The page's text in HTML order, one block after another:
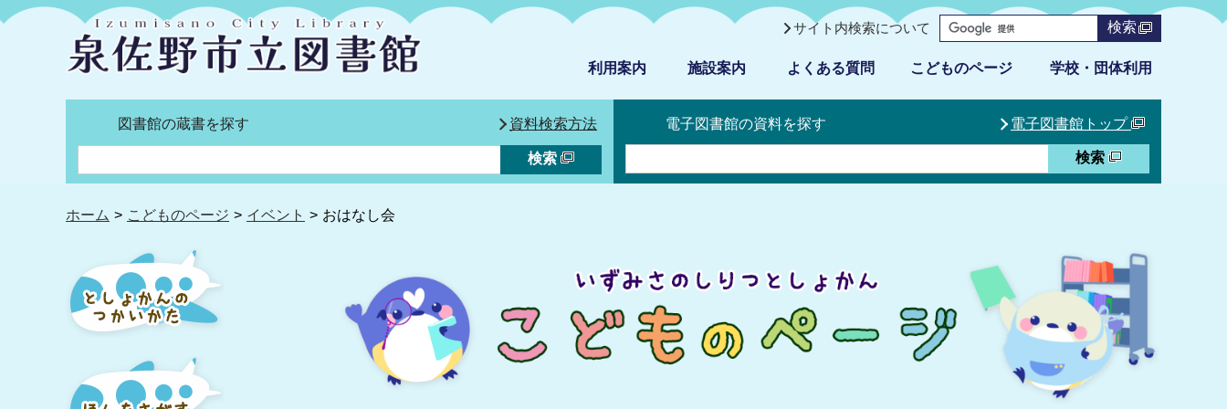
サイト内検索について 検索
利用案内 施設案内 よくある質問 こどものページ 学校・団体利用
図書館の蔵書を探す 資料検索方法
検索
電子図書館の資料を探す 電子図書館トップ
検索
ホーム こどものページ イベント おはなし会